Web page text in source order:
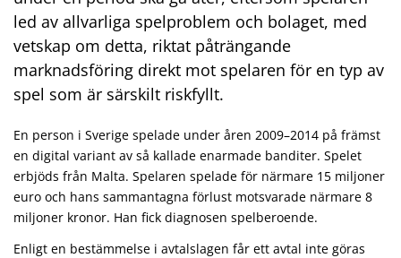
led av allvarliga spelproblem och bolaget, med
vetskap om detta, riktat påträngande
marknadsföring direkt mot spelaren för en typ av
spel som är särskilt riskfyllt.
En person i Sverige spelade under åren 2009–2014 på främst
en digital variant av så kallade enarmade banditer. Spelet
erbjöds från Malta. Spelaren spelade för närmare 15 miljoner
euro och hans sammantagna förlust motsvarade närmare 8
miljoner kronor. Han fick diagnosen spelberoende.
Enligt en bestämmelse i avtalslagen får ett avtal inte göras